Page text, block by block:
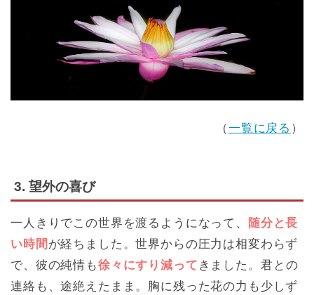
（一覧に戻る ）
3. 望外の喜び
一人きりでこの世界を渡るようになって、
随分と長
い時間 が経ちました。世界からの圧力は相変わらず
で、彼の純情も徐々にすり減って きました。君との
連絡も、途絶えたまま。胸に残った花の力も少しず